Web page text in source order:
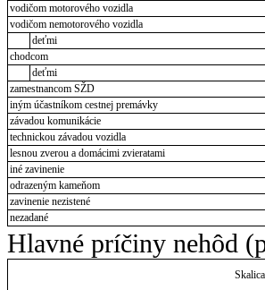
vodičom motorového vozidla
vodičom nemotorového vozidla
deťmi
chodcom
deťmi
zamestnancom SŽD
iným účastníkom cestnej premávky
závadou komunikácie
technickou závadou vozidla
lesnou zverou a domácimi zvieratami
iné zavinenie
odrazeným kameňom
zavinenie nezistené
nezadané
Hlavné príčiny nehôd
Skalica